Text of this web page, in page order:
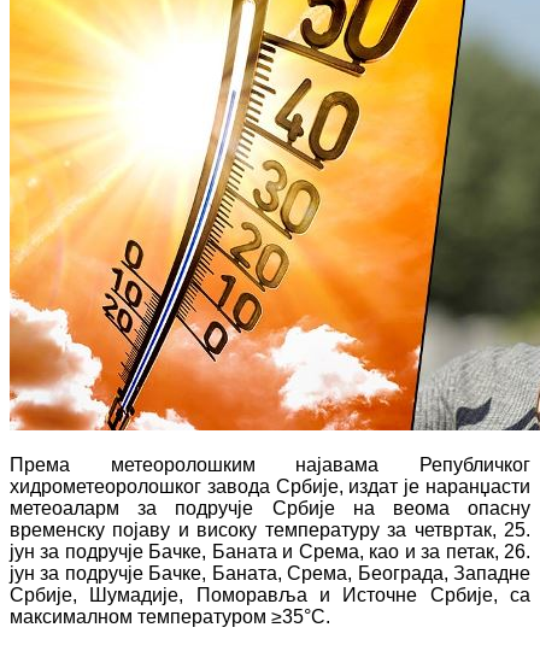
Према метеоролошким најавама Републичког
хидрометеоролошког завода Србије, издат је наранџасти
метеоаларм за подручје Србије на веома опасну
временску појаву и високу температуруза четвртак, 25.
јунза подручје Бачке, Баната и Срема, као и за петак, 26.
јунза подручје Бачке, Баната, Срема, Београда, Западне
Србије, Шумадије, Поморавља и Источне Србије, са
максималном температуром ≥35°С.